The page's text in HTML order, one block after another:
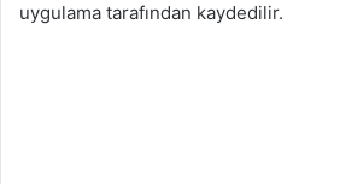
uygulama tarafından kaydedilir.